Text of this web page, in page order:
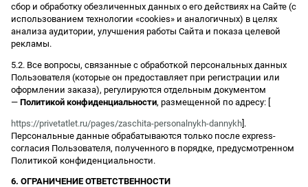
сбор и обработку обезличенных данных о его действиях на Сайте (с
использованием технологии «cookies» и аналогичных) в целях
анализа аудитории, улучшения работы Сайта и показа целевой
рекламы.
5.2. Все вопросы, связанные с обработкой персональных данных
Пользователя (которые он предоставляет при регистрации или
оформлении заказа), регулируются отдельным документом
— Политикой конфиденциальности, размещенной по адресу: [
https://privetatlet.ru/pages/zaschita-personalnykh-dannykh].
Персональные данные обрабатываются только после express-
согласия Пользователя, полученного в порядке, предусмотренном
Политикой конфиденциальности.
6. ОГРАНИЧЕНИЕ ОТВЕТСТВЕННОСТИ